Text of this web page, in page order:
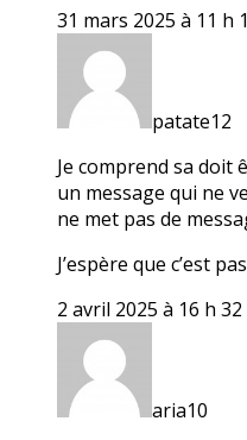
31 mars 2025 à 11 h
patate12
Je comprend sa doit
un message qui ne
ne met pas de
J’espère que c’est
2 avril 2025 à 16 h
aria10